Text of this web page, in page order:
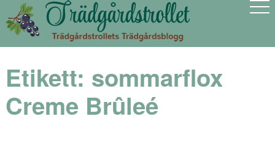
Etikett: sommarflox
Creme Brûleé